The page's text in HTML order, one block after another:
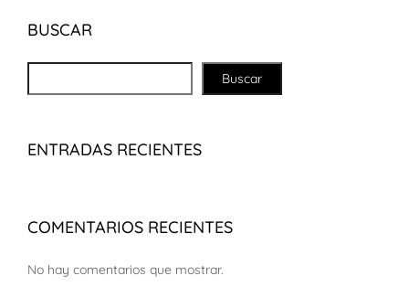
BUSCAR
Buscar
ENTRADAS RECIENTES
COMENTARIOS RECIENTES
No hay comentarios que mostrar.